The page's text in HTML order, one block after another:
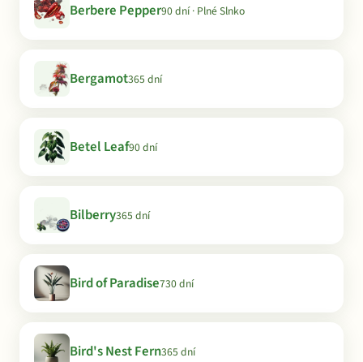
Berbere Pepper90 dní · Plné Slnko
Bergamot365 dní
Betel Leaf90 dní
Bilberry365 dní
Bird of Paradise730 dní
Bird's Nest Fern365 dní